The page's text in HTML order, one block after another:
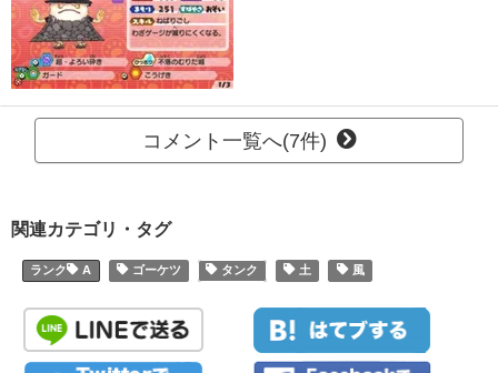
コメント一覧へ(7件)
関連カテゴリ・タグ
A ゴーケツ タンク 土 風